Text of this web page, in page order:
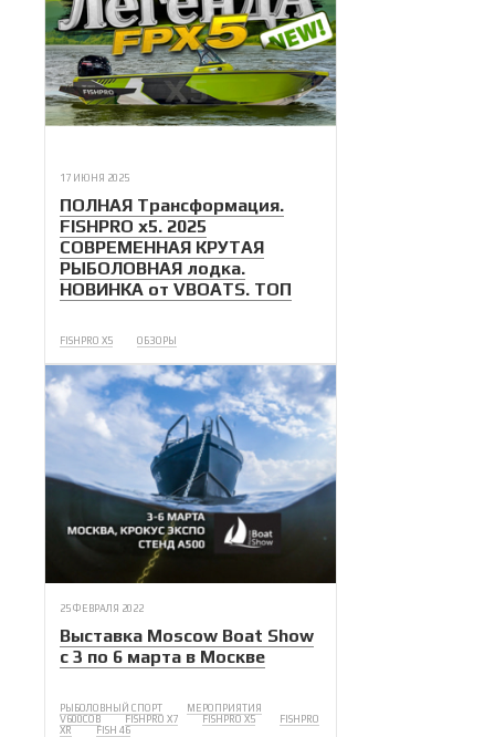
17 ИЮНЯ 2025
ПОЛНАЯ Трансформация.
FISHPRO x5. 2025
СОВРЕМЕННАЯ КРУТАЯ
РЫБОЛОВНАЯ лодка.
НОВИНКА от VBOATS. ТОП
FISHPRO X5 ОБЗОРЫ
25 ФЕВРАЛЯ 2022
Выставка Moscow Boat Show
с 3 по 6 марта в Москве
РЫБОЛОВНЫЙ СПОРТ
МЕРОПРИЯТИЯ
V600COB
FISHPRO X7 FISHPRO X5
FISHPRO
XR
FISH 46